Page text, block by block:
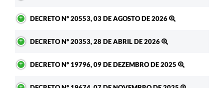
DECRETO Nº 20553, 03 DE AGOSTO DE 2026
DECRETO Nº 20353, 28 DE ABRIL DE 2026
DECRETO Nº 19796, 09 DE DEZEMBRO DE 2025